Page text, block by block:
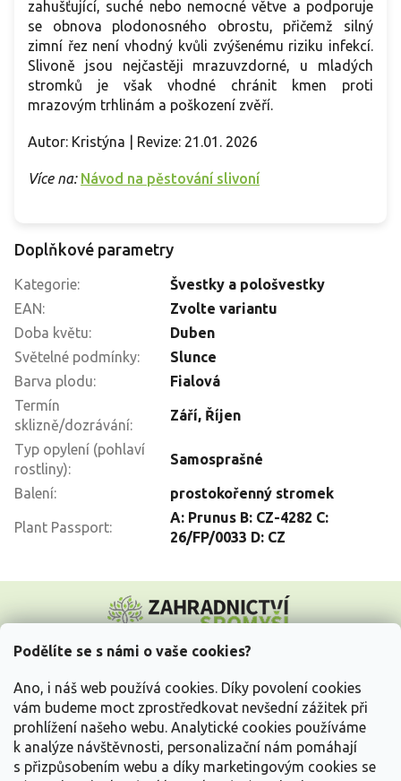
Podělíte se s námi o vaše cookies?
Ano, i náš web používá cookies. Díky povolení cookies
vám budeme moct zprostředkovat nevšední zážitek při
prohlížení našeho webu. Analytické cookies používáme
k analýze návštěvnosti, personalizační nám pomáhají
s přizpůsobením webu a díky marketingovým cookies se
zahušťující, suché nebo nemocné větve a podporuje
se obnova plodonosného obrostu, přičemž silný
zimní řez není vhodný kvůli zvýšenému riziku infekcí.
Slivoně jsou nejčastěji mrazuvzdorné, u mladých
stromků je však vhodné chránit kmen proti
mrazovým trhlinám a poškození zvěří.
Autor: Kristýna | Revize: 21.01. 2026
Více na: Návod na pěstování slivoní
Doplňkové parametry
Kategorie:
Švestky a pološvestky
EAN:
Zvolte variantu
Doba květu:
Duben
Světelné podmínky:
Slunce
Barva plodu:
Fialová
Termín
sklizně/dozrávání:
Září, Říjen
Typ opylení (pohlaví
rostliny):
Samosprašné
Balení: prostokořenný stromek
Plant Passport:
A: Prunus B: CZ-4282 C:
26/FP/0033 D: CZ
p
Vše o nákupu
Informace pro Vás
Kontakujte nás